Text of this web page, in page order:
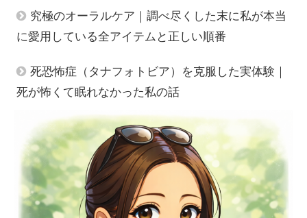
究極のオーラルケア｜調べ尽くした末に私が本当
に愛用している全アイテムと正しい順番
死恐怖症（タナフォトビア）を克服した実体験｜
死が怖くて眠れなかった私の話